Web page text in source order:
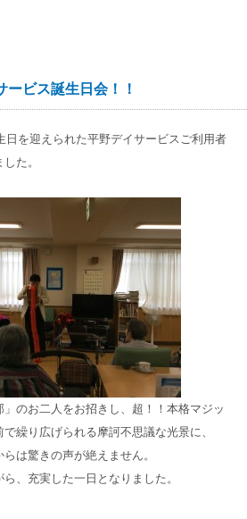
ビス誕生日会！！
日を迎えられた平野デイサービスご利用者
た。
のお二人をお招きし、超！！本格マジッ
繰り広げられる摩訶不思議な光景に、
は驚きの声が絶えません。
、充実した一日となりました。